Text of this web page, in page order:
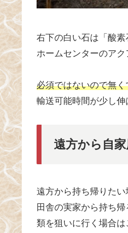
右下の白い石は「酸素
ホームセンターのアク
必須ではないので無
輸送可能時間が少し伸
遠方から自
遠方から持ち帰りたい
田舎の実家から持ち
類を狙いに行く場合は